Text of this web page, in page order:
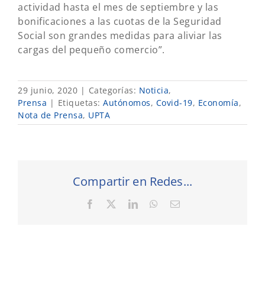
actividad hasta el mes de septiembre y las
bonificaciones a las cuotas de la Seguridad
Social son grandes medidas para aliviar las
cargas del pequeño comercio”.
29 junio, 2020 | Categorías: Noticia,
Prensa | Etiquetas: Autónomos, Covid-19, Economía,
Nota de Prensa, UPTA
Compartir en Redes...
Facebook LinkedInWhatsApp
Correo